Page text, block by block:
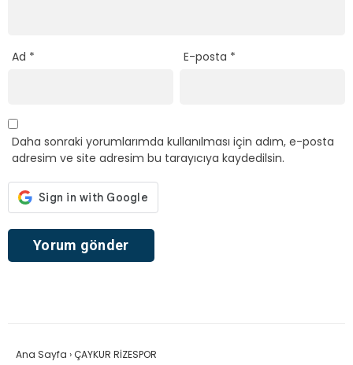
Ad * E-posta *
Daha sonraki yorumlarımda kullanılması için adım, e-posta
adresim ve site adresim bu tarayıcıya kaydedilsin.
Ana Sayfa ›ÇAYKUR RİZESPOR